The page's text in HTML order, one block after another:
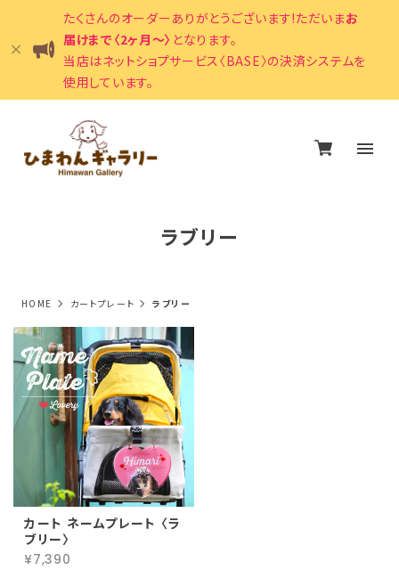
たくさんのオーダーありがとうございます!ただいまお
届けまで〈2ヶ月〜〉 となります。
当店はネットショプサービス〈BASE〉の決済システムを
使用しています。
ラブリー
HOME カートプレート ラブリー
カート ネームプレート 〈ラ
ブリー〉
¥7,390